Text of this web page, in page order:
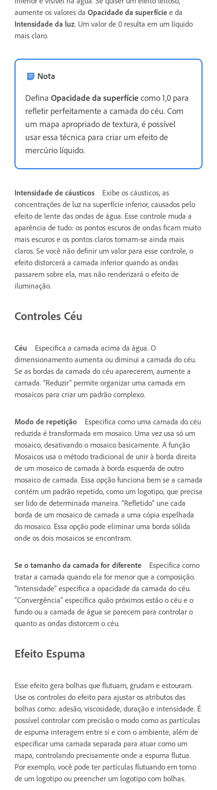
aumente os valores da Opacidade da superfície e da
Intensidade da luz. Um valor de 0 resulta em um líquido
mais claro.
Nota
Defina Opacidade da superfíciecomo 1,0 para
refletir perfeitamente a camada do céu. Com
um mapa apropriado de textura, é possível
usar essa técnica para criar um efeito de
mercúrio líquido.
Intensidade de cáusticos
Exibe os cáusticos, as
concentrações de luz na superfície inferior, causados pelo
efeito de lente das ondas de água. Esse controle muda a
aparência de tudo: os pontos escuros de ondas ficam muito
mais escuros e os pontos claros tornam-se ainda mais
claros. Se você não definir um valor para esse controle, o
efeito distorcerá a camada inferior quando as ondas
passarem sobre ela, mas não renderizará o efeito de
iluminação.
Controles Céu
Céu
Especifica a camada acima da água. O
dimensionamento aumenta ou diminui a camada do céu.
Se as bordas da camada do céu aparecerem, aumente a
camada. “Reduzir” permite organizar uma camada em
mosaicos para criar um padrão complexo.
Modo de repetição
Especifica como uma camada do céu
reduzida é transformada em mosaico. Uma vez usa só um
mosaico, desativando o mosaico basicamente. A função
Mosaicos usa o método tradicional de unir à borda direita
de um mosaico de camada à borda esquerda de outro
mosaico de camada. Essa opção funciona bem se a camada
contém um padrão repetido, como um logotipo, que precisa
ser lido de determinada maneira. “Refletido” une cada
borda de um mosaico de camada a uma cópia espelhada
do mosaico. Essa opção pode eliminar uma borda sólida
onde os dois mosaicos se encontram.
Se o tamanho da camada for diferente
Especifica como
tratar a camada quando ela for menor que a composição.
“Intensidade” especifica a opacidade da camada do céu.
“Convergência” especifica quão próximos estão o céu e o
fundo ou a camada de água se parecem para controlar o
quanto as ondas distorcem o céu.
Efeito Espuma
Esse efeito gera bolhas que flutuam, grudam e estouram.
Use os controles do efeito para ajustar os atributos das
bolhas como: adesão, viscosidade, duração e intensidade. É
possível controlar com precisão o modo como as partículas
de espuma interagem entre si e com o ambiente, além de
especificar uma camada separada para atuar como um
mapa, controlando precisamente onde a espuma flutua.
Por exemplo, você pode ter partículas flutuando em torno
de um logotipo ou preencher um logotipo com bolhas.